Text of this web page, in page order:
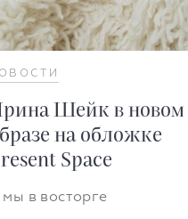
Шейк в новом
на обложке
Space
мы в восторге